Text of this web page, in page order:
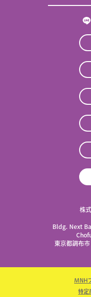
株
Bldg. Next
東京都調布
MNH
特定